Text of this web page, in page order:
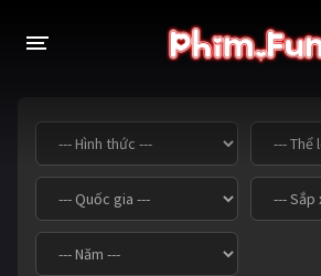
THỂ LOẠI
Thần thoại - Cổ trang Hành
Tâm lý Chiến
Võ thuật - Kiếm hiệp